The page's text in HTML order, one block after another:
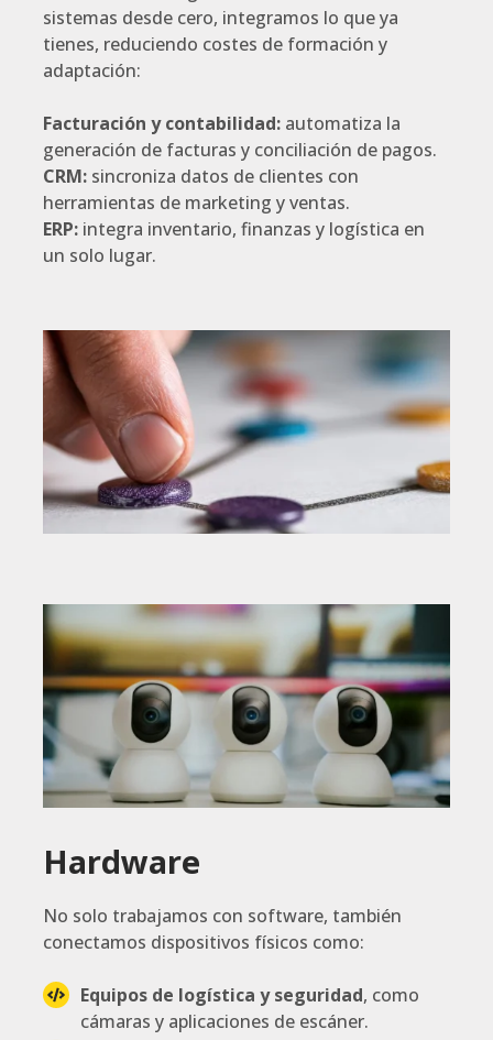
sistemas desde cero, integramos lo que ya
tienes, reduciendo costes de formación y
adaptación:
Facturación y contabilidad: automatiza la
generación de facturas y conciliación de pagos.
CRM: sincroniza datos de clientes con
herramientas de marketing y ventas.
ERP: integra inventario, finanzas y logística en
un solo lugar.
Hardware
No solo trabajamos con software, también
conectamos dispositivos físicos como:
Equipos de logística y seguridad, como
cámaras y aplicaciones de escáner.